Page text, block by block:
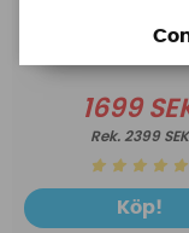
1699
2399 SEK
Köp!